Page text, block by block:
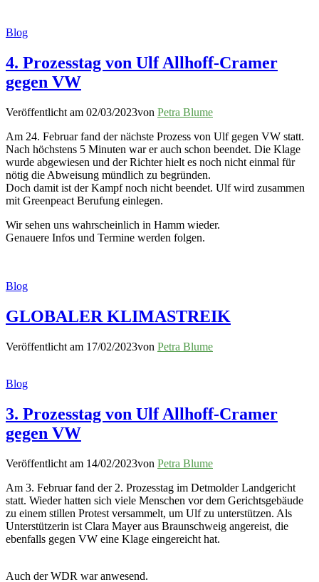
Blog
4. Prozesstag von Ulf Allhoff-Cramer
gegen VW
Veröffentlicht am 02/03/2023von Petra Blume
Am 24. Februar fand der nächste Prozess von Ulf gegen VW statt.
Nach höchstens 5 Minuten war er auch schon beendet. Die Klage
wurde abgewiesen und der Richter hielt es noch nicht einmal für
nötig die Abweisung mündlich zu begründen.
Doch damit ist der Kampf noch nicht beendet. Ulf wird zusammen
mit Greenpeact Berufung einlegen.
Wir sehen uns wahrscheinlich in Hamm wieder.
Genauere Infos und Termine werden folgen.
Blog
GLOBALER KLIMASTREIK
Veröffentlicht am 17/02/2023von Petra Blume
Blog
3. Prozesstag von Ulf Allhoff-Cramer
gegen VW
Veröffentlicht am 14/02/2023von Petra Blume
Am 3. Februar fand der 2. Prozesstag im Detmolder Landgericht
statt. Wieder hatten sich viele Menschen vor dem Gerichtsgebäude
zu einem stillen Protest versammelt, um Ulf zu unterstützen. Als
Unterstützerin ist Clara Mayer aus Braunschweig angereist, die
ebenfalls gegen VW eine Klage eingereicht hat.
Auch der WDR war anwesend.